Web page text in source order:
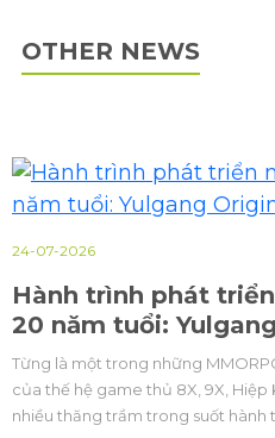
OTHER NEWS
IP
- Hiệp
xuân
trải qua
Nam.
23-07-2026
Thứ
Thao
sinh thái
Chuỗi sự kiện